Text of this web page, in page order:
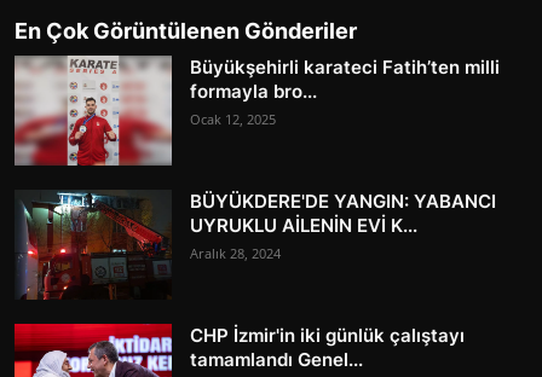
En Çok Görüntülenen Gönderiler
Büyükşehirli karateci Fatih’ten milli
formayla bro...
Ocak 12, 2025
BÜYÜKDERE'DE YANGIN: YABANCI
UYRUKLU AİLENİN EVİ K...
Aralık 28, 2024
CHP İzmir'in iki günlük çalıştayı
tamamlandı Genel...